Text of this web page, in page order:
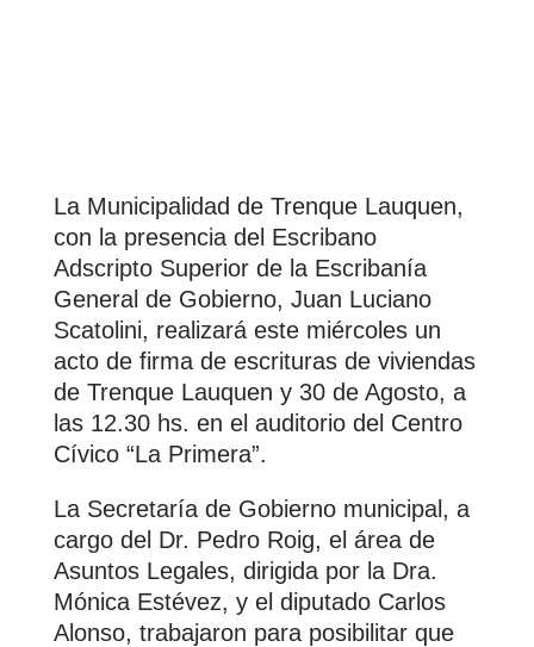
La Municipalidad de Trenque Lauquen,
con la presencia del Escribano
Adscripto Superior de la Escribanía
General de Gobierno, Juan Luciano
Scatolini, realizará este miércoles un
acto de firma de escrituras de viviendas
de Trenque Lauquen y 30 de Agosto, a
las 12.30 hs. en el auditorio del Centro
Cívico “La Primera”.
La Secretaría de Gobierno municipal, a
cargo del Dr. Pedro Roig, el área de
Asuntos Legales, dirigida por la Dra.
Mónica Estévez, y el diputado Carlos
Alonso, trabajaron para posibilitar que